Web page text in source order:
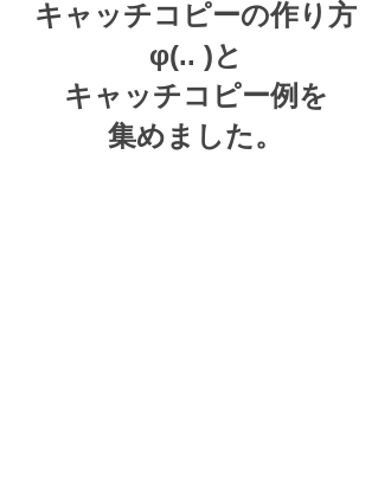
キャッチコピーの作り方
φ(.. )と
キャッチコピー例を
集めました。